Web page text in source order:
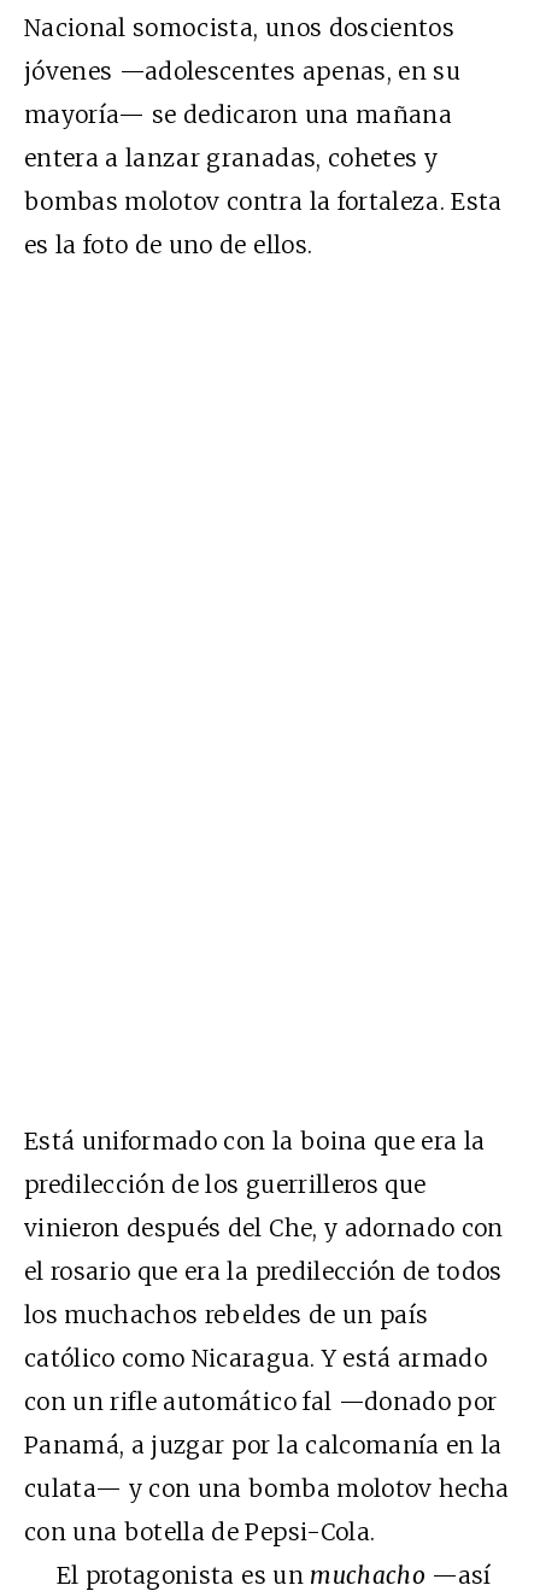
Nacional somocista, unos doscientos
jóvenes —adolescentes apenas, en su
mayoría— se dedicaron una mañana
entera a lanzar granadas, cohetes y
bombas molotov contra la fortaleza. Esta
es la foto de uno de ellos.
Está uniformado con la boina que era la
predilección de los guerrilleros que
vinieron después del Che, y adornado con
el rosario que era la predilección de todos
los muchachos rebeldes de un país
católico como Nicaragua. Y está armado
con un rifle automático fal —donado por
Panamá, a juzgar por la calcomanía en la
culata— y con una bomba molotov hecha
con una botella de Pepsi-Cola.
El protagonista es un muchacho —así